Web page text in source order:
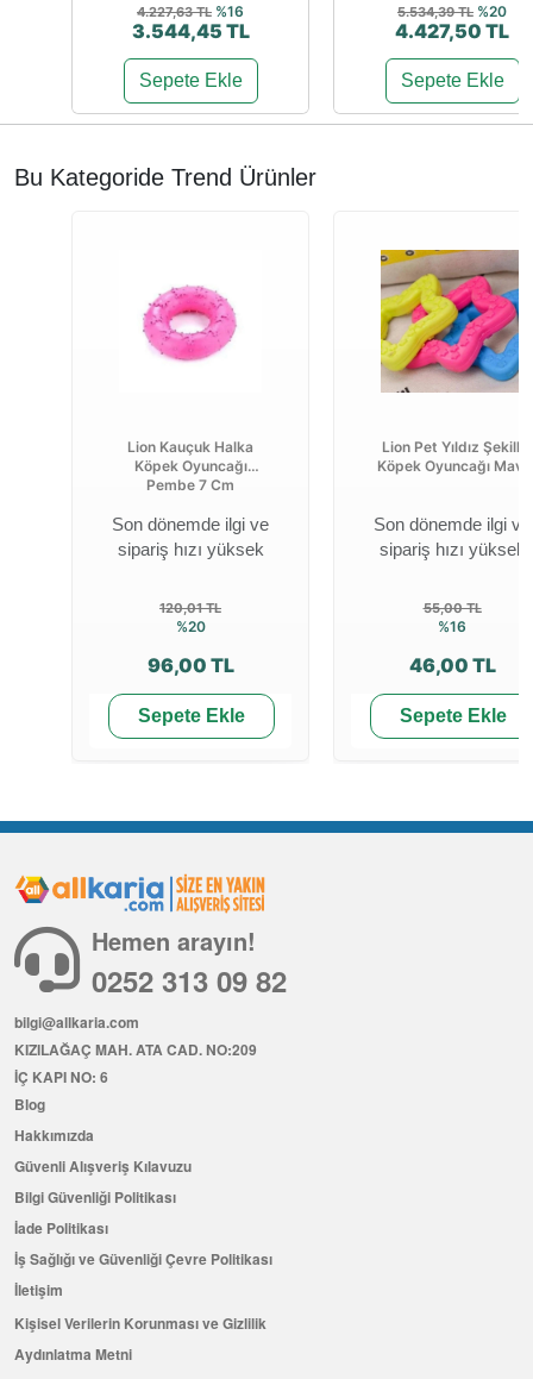
4.227,63 TL %16
3.544,45 TL
Sepete Ekle
5.534,39 TL %20
4.427,50 TL
Sepete Ekle
Bu Kategoride Trend Ürünler
Lion Kauçuk Halka
Köpek Oyuncağı
Pembe 7 Cm
Son dönemde ilgi ve
sipariş hızı yüksek
120,01 TL
%20
96,00 TL
Sepete Ekle
Lion Pet Yıldız Şekilli
Köpek Oyuncağı Mavi
Son dönemde ilgi ve
sipariş hızı yüksek
55,00 TL
%16
46,00 TL
Sepete Ekle
Hemen arayın!
0252 313 09 82
bilgi@allkaria.com
KIZILAĞAÇ MAH. ATA CAD. NO:209
İÇ KAPI NO: 6
Blog
Hakkımızda
Güvenli Alışveriş Kılavuzu
Bilgi Güvenliği Politikası
İade Politikası
İş Sağlığı ve Güvenliği Çevre Politikası
İletişim
Kişisel Verilerin Korunması ve Gizlilik
Aydınlatma Metni